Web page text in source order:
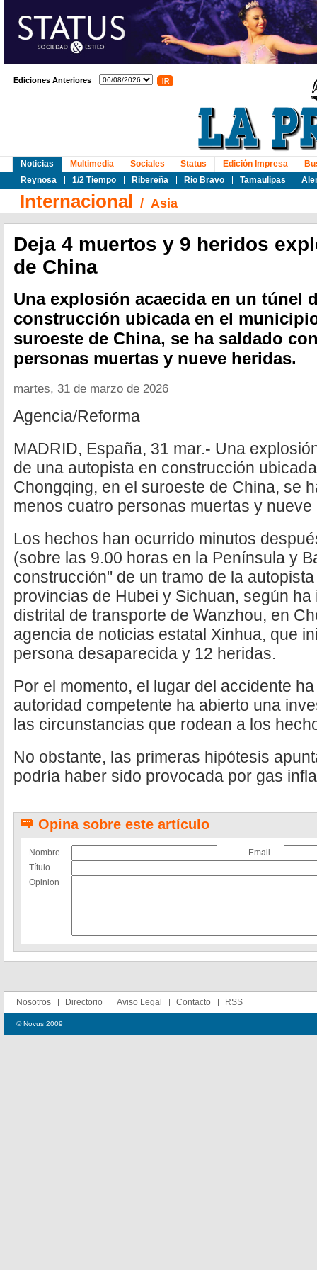
Ediciones Anteriores
Noticias
Reynosa
1/2 Tiempo Ribereña Rio Bravo Tamaulipas
Multimedia Sociales Status Edición Impresa
Internacional / Asia
Deja 4 muertos y 9 heridos
de China
Una explosión acaecida en un túnel
construcción ubicada en el
suroeste de China, se ha saldado
personas muertas y nueve heridas.
martes, 31 de marzo de 2026
Agencia/Reforma
MADRID, España, 31 mar.- Una
de una autopista en construcción
Chongqing, en el suroeste de China, se
menos cuatro personas muertas y nueve
Los hechos han ocurrido minutos
(sobre las 9.00 horas en la Península y
construcción" de un tramo de la
provincias de Hubei y Sichuan, según
distrital de transporte de Wanzhou, en
agencia de noticias estatal Xinhua, que
persona desaparecida y 12 heridas.
Por el momento, el lugar del accidente
autoridad competente ha abierto una
las circunstancias que rodean a los
No obstante, las primeras hipótesis
podría haber sido provocada por gas
Opina sobre este artículo
Nombre
Email
Título
Opinion
Nosotros Directorio Aviso Legal Contacto RSS
© Novus 2009